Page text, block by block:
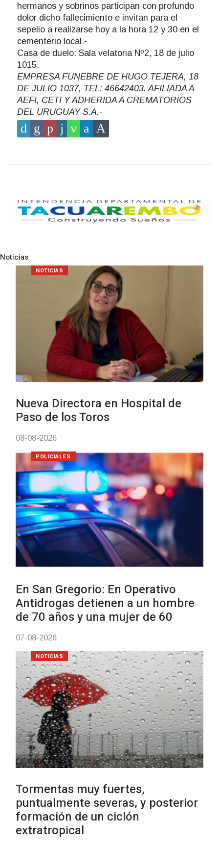
hermanos y sobrinos participan con profundo
dolor dicho fallecimiento e invitan para el
sepelio a realizarse hoy a la hora 12 y 30 en el
cementerio local.-
Casa de duelo: Sala velatoria Nº2, 18 de julio
1015.
EMPRESA FUNEBRE DE HUGO TEJERA, 18
DE JULIO 1037, TEL: 46642403. AFILIADA A
AEFI, CETI Y ADHERIDA A CREMATORIOS
DEL URUGUAY S.A.-
Noticias
Investigación de policías de
Tacuarembó permitió recuperar
Brasil una camioneta hurtada en
Villa Ansina
04-08-2026
POLICIALES
Facultad de Artes llega a Durazno
con dos cursos de formación
03-08-2026
NOTICIAS
Clases de Muai Thai en Complejo
Charrúa
03-08-2026
NOTICIAS